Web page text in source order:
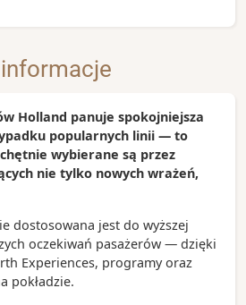
informacje
Holland panuje spokojniejsza
popularnych linii — to
wybierane są przez
nie tylko nowych wrażeń,
dostosowana jest do wyższej
oczekiwań pasażerów — dzięki
Experiences, programy oraz
pokładzie.